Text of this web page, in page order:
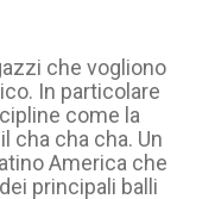
che vogliono
In particolare
come la
cha cha cha. Un
America che
principali balli